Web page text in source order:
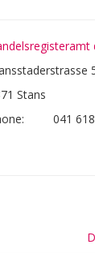
Stans
041